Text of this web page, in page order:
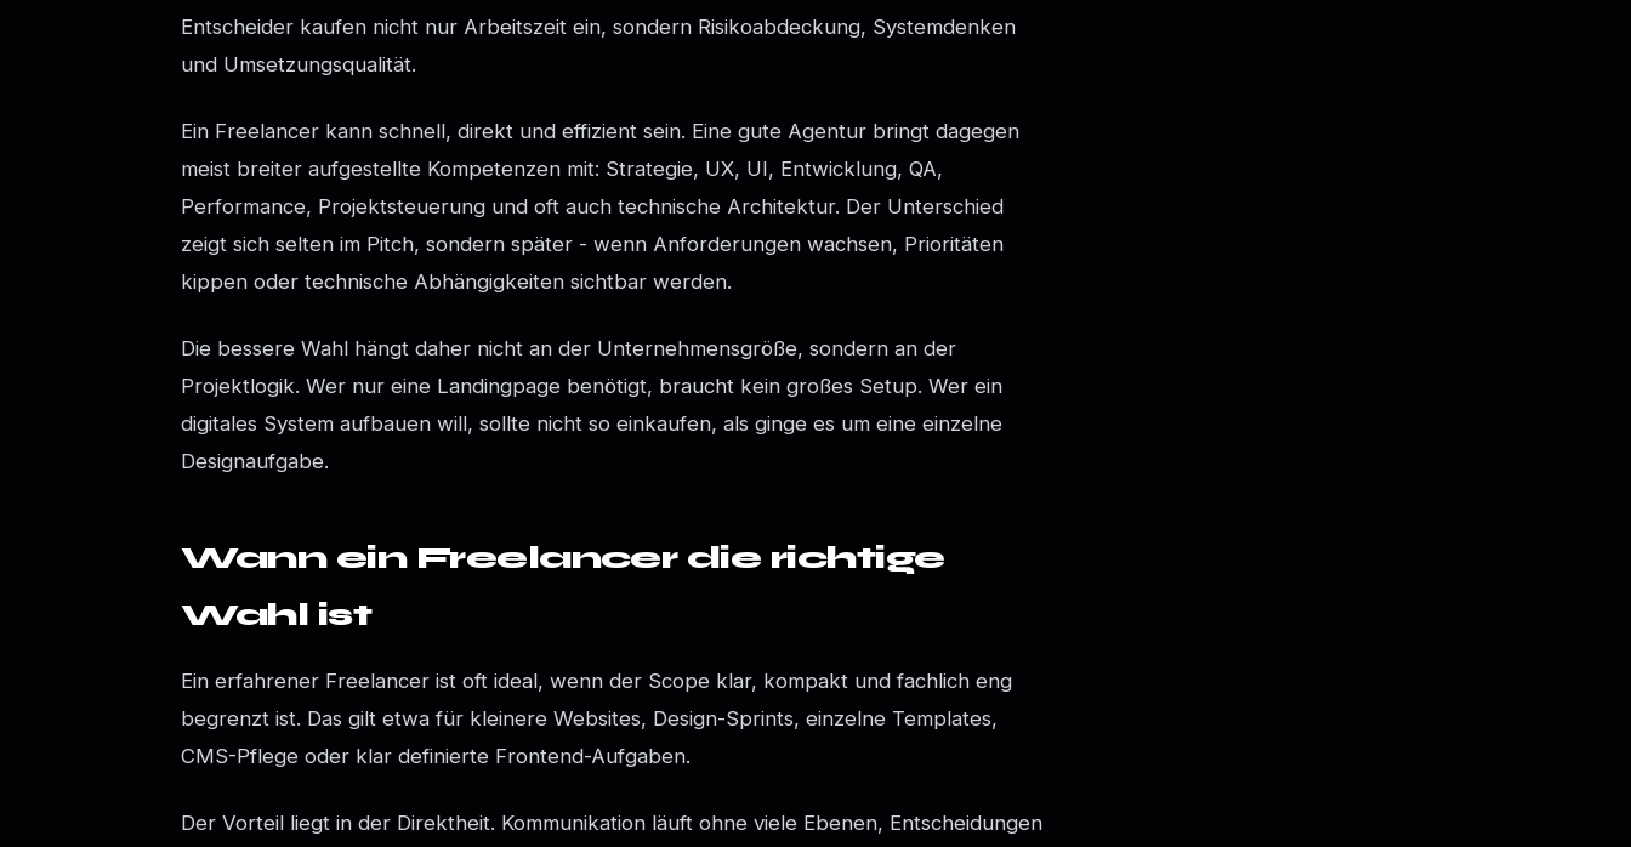
Entscheider kaufen nicht nur Arbeitszeit ein, sondern Risikoabdeckung, Systemdenken
und Umsetzungsqualität.
Ein Freelancer kann schnell, direkt und effizient sein. Eine gute Agentur bringt dagegen
meist breiter aufgestellte Kompetenzen mit: Strategie, UX, UI, Entwicklung, QA,
Performance, Projektsteuerung und oft auch technische Architektur. Der Unterschied
zeigt sich selten im Pitch, sondern später - wenn Anforderungen wachsen, Prioritäten
kippen oder technische Abhängigkeiten sichtbar werden.
Die bessere Wahl hängt daher nicht an der Unternehmensgröße, sondern an der
Projektlogik. Wer nur eine Landingpage benötigt, braucht kein großes Setup. Wer ein
digitales System aufbauen will, sollte nicht so einkaufen, als ginge es um eine einzelne
Designaufgabe.
Wann ein Freelancer die richtige
Wahl ist
Ein erfahrener Freelancer ist oft ideal, wenn der Scope klar, kompakt und fachlich eng
begrenzt ist. Das gilt etwa für kleinere Websites, Design-Sprints, einzelne Templates,
CMS-Pflege oder klar definierte Frontend-Aufgaben.
Der Vorteil liegt in der Direktheit. Kommunikation läuft ohne viele Ebenen, Entscheidungen